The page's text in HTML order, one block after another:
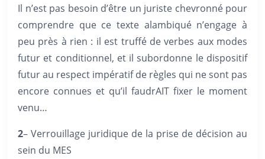
Il n’est pas besoin d’être un juriste chevronné pour
comprendre que ce texte alambiqué n’engage à
peu près à rien : il est truffé de verbes aux modes
futur et conditionnel, et il subordonne le dispositif
futur au respect impératif de règles qui ne sont pas
encore connues et qu’il faudrAIT fixer le moment
venu…
2– Verrouillage juridique de la prise de décision au
sein du MES